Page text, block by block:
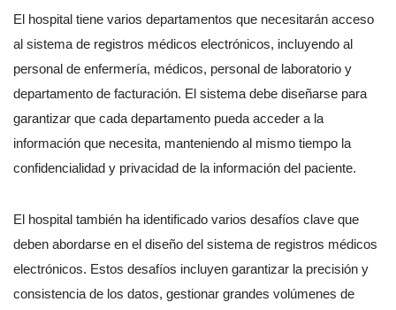
El hospital tiene varios departamentos que necesitarán acceso
al sistema de registros médicos electrónicos, incluyendo al
personal de enfermería, médicos, personal de laboratorio y
departamento de facturación. El sistema debe diseñarse para
garantizar que cada departamento pueda acceder a la
información que necesita, manteniendo al mismo tiempo la
confidencialidad y privacidad de la información del paciente.
El hospital también ha identificado varios desafíos clave que
deben abordarse en el diseño del sistema de registros médicos
electrónicos. Estos desafíos incluyen garantizar la precisión y
consistencia de los datos, gestionar grandes volúmenes de